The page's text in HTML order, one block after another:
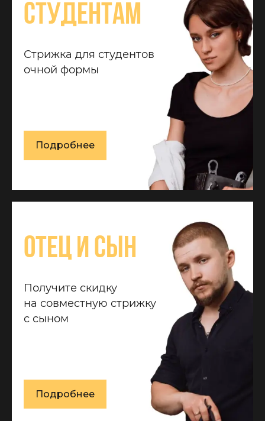
Студентам
Стрижка для студентов
очной формы
Подробнее
Отец и сын
Получите скидку
на совместную стрижку
с сыном
Подробнее